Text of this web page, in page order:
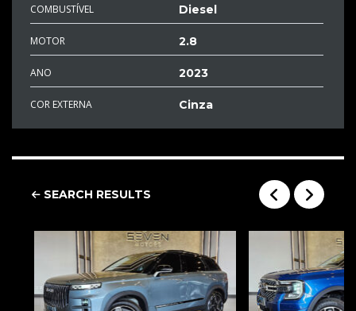
COMBUSTÍVEL Diesel
MOTOR 2.8
ANO 2023
COR EXTERNA Cinza
SEARCH RESULTS